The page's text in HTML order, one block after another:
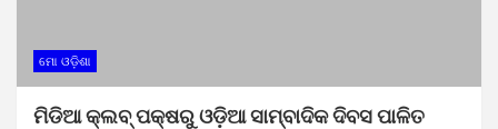
ମୋ ଓଡ଼ିଶା
ମିଡିଆ କ୍ଲବ୍ ପକ୍ଷରୁ ଓଡ଼ିଆ ସାମ୍ବାଦିକ ଦିବସ ପାଳିତ